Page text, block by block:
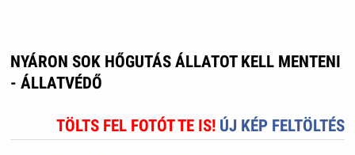
NYÁRON SOK HŐGUTÁS ÁLLATOT KELL MENTENI
- ÁLLATVÉDŐ
TÖLTS FEL FOTÓT TE IS! ÚJ KÉP FELTÖLTÉS